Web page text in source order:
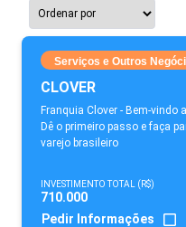
Serviços e Outros
CLOVER
Franquia Clover - Bem-
Dê o primeiro passo e faça
varejo brasileiro
INVESTIMENTO TOTAL (R$)
710.000
Pedir Informações